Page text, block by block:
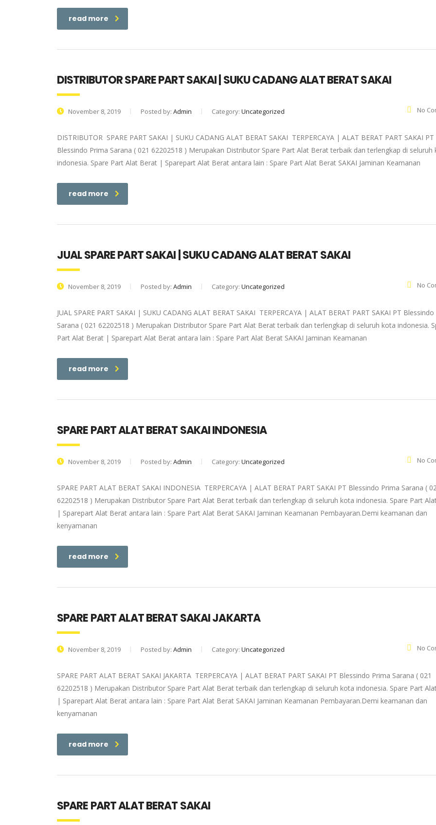
read more
DISTRIBUTOR SPARE PART SAKAI | SUKU CADANG ALAT BERAT SAKAI
November 8, 2019 Posted by: Admin Category: Uncategorized No
DISTRIBUTOR SPARE PART SAKAI | SUKU CADANG ALAT BERAT SAKAI TERPERCAYA | ALAT BERAT PART SAKAI PT
Blessindo Prima Sarana ( 021 62202518 ) Merupakan Distributor Spare Part Alat Berat terbaik dan terlengkap di seluruh
indonesia. Spare Part Alat Berat | Sparepart Alat Berat antara lain : Spare Part Alat Berat SAKAI Jaminan Keamanan
read more
JUAL SPARE PART SAKAI | SUKU CADANG ALAT BERAT SAKAI
November 8, 2019 Posted by: Admin Category: Uncategorized No
JUAL SPARE PART SAKAI | SUKU CADANG ALAT BERAT SAKAI TERPERCAYA | ALAT BERAT PART SAKAI PT
Sarana ( 021 62202518 ) Merupakan Distributor Spare Part Alat Berat terbaik dan terlengkap di seluruh kota indonesia.
Part Alat Berat | Sparepart Alat Berat antara lain : Spare Part Alat Berat SAKAI Jaminan Keamanan
read more
SPARE PART ALAT BERAT SAKAI INDONESIA
November 8, 2019 Posted by: Admin Category: Uncategorized No
SPARE PART ALAT BERAT SAKAI INDONESIA TERPERCAYA | ALAT BERAT PART SAKAI PT Blessindo Prima Sarana (
62202518 ) Merupakan Distributor Spare Part Alat Berat terbaik dan terlengkap di seluruh kota indonesia. Spare Part
| Sparepart Alat Berat antara lain : Spare Part Alat Berat SAKAI Jaminan Keamanan Pembayaran.Demi keamanan dan
kenyamanan
read more
SPARE PART ALAT BERAT SAKAI JAKARTA
November 8, 2019 Posted by: Admin Category: Uncategorized No
SPARE PART ALAT BERAT SAKAI JAKARTA TERPERCAYA | ALAT BERAT PART SAKAI PT Blessindo Prima Sarana ( 021
62202518 ) Merupakan Distributor Spare Part Alat Berat terbaik dan terlengkap di seluruh kota indonesia. Spare Part
| Sparepart Alat Berat antara lain : Spare Part Alat Berat SAKAI Jaminan Keamanan Pembayaran.Demi keamanan dan
kenyamanan
read more
SPARE PART ALAT BERAT SAKAI